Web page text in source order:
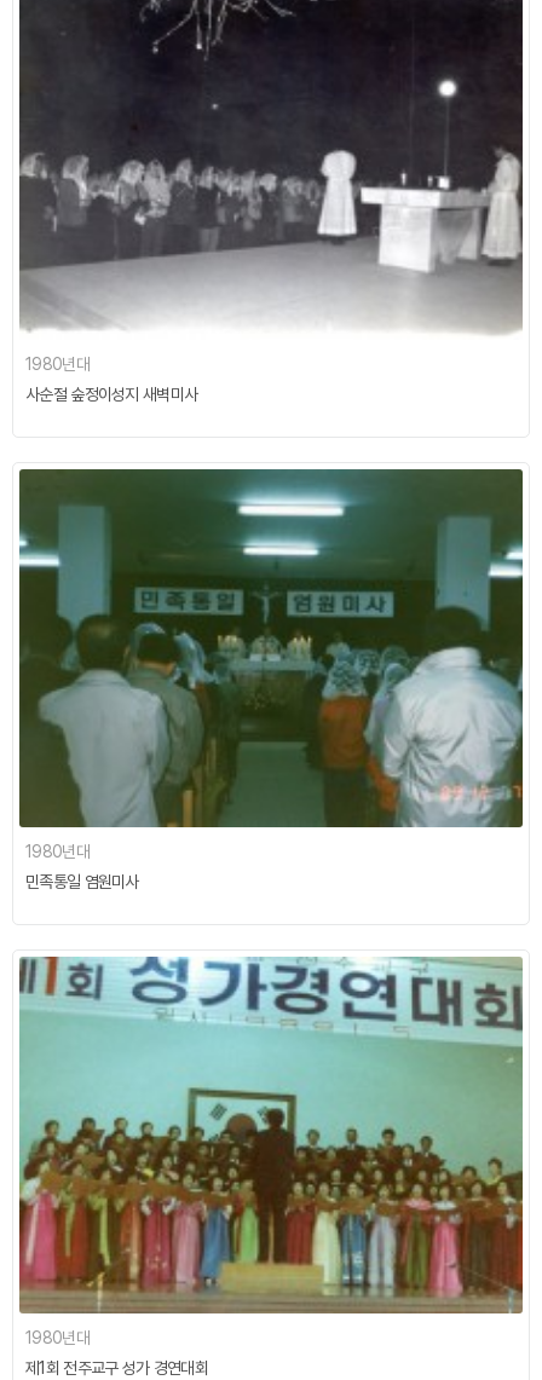
1980년대
사순절 숲정이성지 새벽미사
1980년대
민족통일 염원미사
1980년대
제1회 전주교구 성가 경연대회